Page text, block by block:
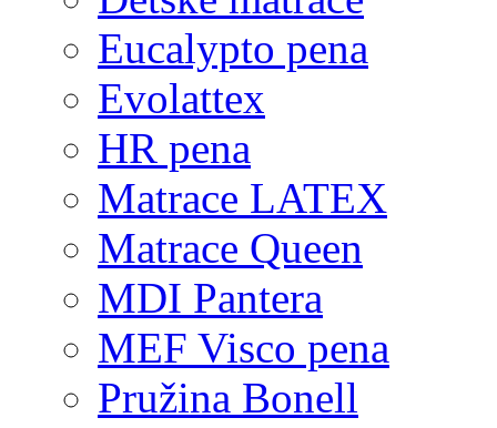
Eucalypto pena
Evolattex
HR pena
Matrace LATEX
Matrace Queen
MDI Pantera
MEF Visco pena
Pružina Bonell